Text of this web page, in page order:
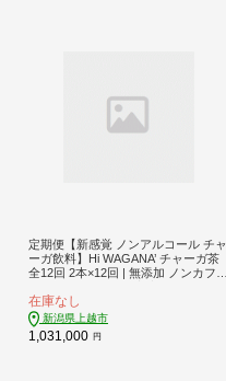
定期便【新感覚 ノンアルコール チャ
ーガ飲料】Hi WAGANA’ チャーガ茶
全12回 2本×12回 | 無添加 ノンカフェ
在庫なし
新潟県上越市
1,031,000 円